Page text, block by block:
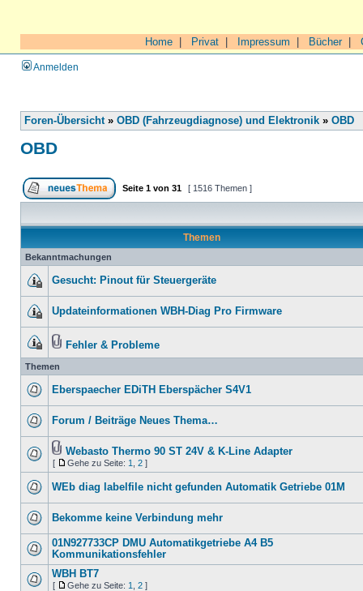
Home Privat Impressum Bücher|
Anmelden
Foren-Übersicht» OBD (Fahrzeugdiagnose) und Elektronik » OBD
OBD
Seite 1 von 31 [ 1516 Themen ]
Themen
Bekanntmachungen
Gesucht: Pinout für Steuergeräte
Updateinformationen WBH-Diag Pro Firmware
Fehler & Probleme
Themen
Eberspaecher EDiTH Eberspächer S4V1
Forum / Beiträge Neues Thema…
Webasto Thermo 90 ST 24V & K-Line Adapter
[ Gehe zu Seite: 1 2 ]
WEb diag labelfile nicht gefunden Automatik Getriebe 01M
Bekomme keine Verbindung mehr
01N927733CP DMU Automatikgetriebe A4 B5
Kommunikationsfehler
WBH BT7
[ Gehe zu Seite: 1 2 ]